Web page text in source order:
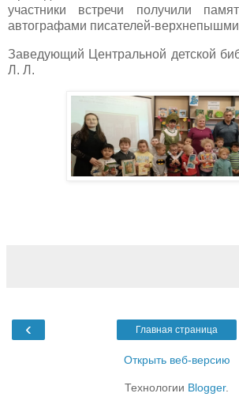
участники встречи получили
автографами писателей-
Заведующий Центральной детской
Л. Л.
‹ Главная страница
Открыть веб-версию
Технологии Blogger.